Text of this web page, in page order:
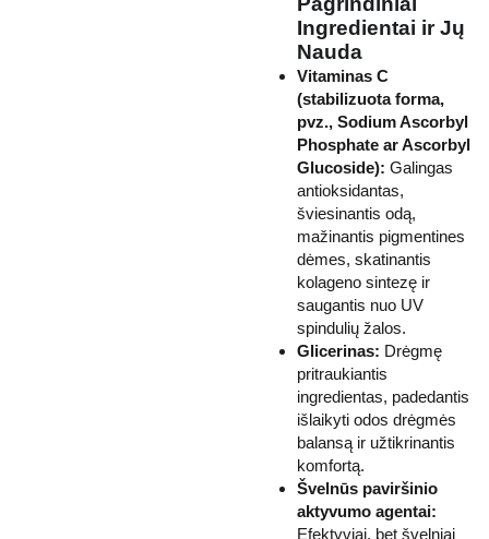
Ingredientai ir Jų
Nauda
Vitaminas C
(stabilizuota forma,
pvz., Sodium Ascorbyl
Phosphate ar Ascorbyl
Glucoside): Galingas
antioksidantas,
šviesinantis odą,
mažinantis pigmentines
dėmes, skatinantis
kolageno sintezę ir
saugantis nuo UV
spindulių žalos.
Glicerinas: Drėgmę
pritraukiantis
ingredientas, padedantis
išlaikyti odos drėgmės
balansą ir užtikrinantis
komfortą.
Švelnūs paviršinio
aktyvumo agentai:
Efektyviai, bet švelniai